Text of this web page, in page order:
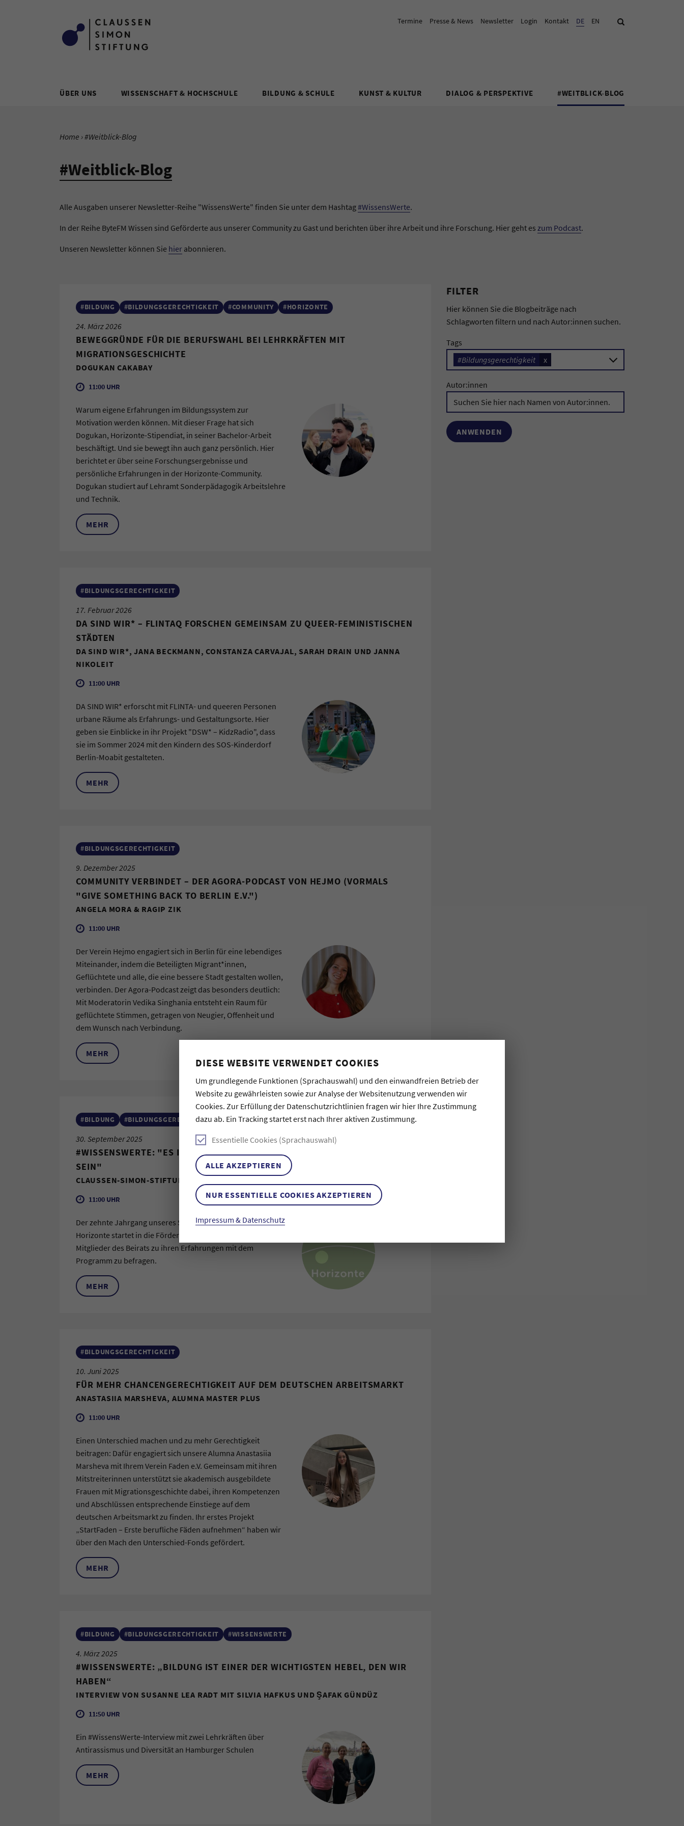
DIESE WEBSITE VERWENDET COOKIES
Um grundlegende Funktionen (Sprachauswahl) und den einwandfreien Betrieb der
Website zu gewährleisten sowie zur Analyse der Websitenutzung verwenden wir
Cookies. Zur Erfüllung der Datenschutzrichtlinien fragen wir hier Ihre Zustimmung
dazu ab. Ein Tracking startet erst nach Ihrer aktiven Zustimmung.
Essentielle Cookies (Sprachauswahl)
ALLE AKZEPTIEREN
NUR ESSENTIELLE COOKIES AKZEPTIEREN
Impressum & Datenschutz
Termine Presse & News Newsletter Login Kontakt Aktuelle Sprache:
DE EN Suche
ÜBER UNS WISSENSCHAFT & HOCHSCHULE BILDUNG & SCHULE KUNST & KULTUR DIALOG & PERSPEKTIVE #WEITBLICK-BLOG
SIE BEFINDEN SICH HIER:
Home Aktuelle Seite:
#Weitblick-Blog
#Weitblick-Blog
Alle Ausgaben unserer Newsletter-Reihe "WissensWerte" finden Sie unter dem Hashtag#WissensWerte.
In der Reihe ByteFM Wissen sind Geförderte aus unserer Community zu Gast und berichten über ihre Arbeit und ihre Forschung. Hier geht es zum Podcast.
Unseren Newsletter können Sie hier abonnieren.
FILTER
Hier können Sie die Blogbeiträge nach
Schlagworten filtern und nach Autor:innen suchen.
Tags
#Bildungsgerechtigkeit
x
Autor:innen
#BILDUNG #BILDUNGSGERECHTIGKEIT #COMMUNITY #HORIZONTE
24. März 2026
BEWEGGRÜNDE FÜR DIE BERUFSWAHL BEI LEHRKRÄFTEN MIT
MIGRATIONSGESCHICHTE
DOGUKAN CAKABAY
11:00 UHR
Warum eigene Erfahrungen im Bildungssystem zur
Motivation werden können. Mit dieser Frage hat sich
Dogukan, Horizonte-Stipendiat, in seiner Bachelor-Arbeit
beschäftigt. Und sie bewegt ihn auch ganz persönlich. Hier
berichtet er über seine Forschungsergebnisse und
persönliche Erfahrungen in der Horizonte-Community.
Dogukan studiert auf Lehramt Sonderpädagogik Arbeitslehre
und Technik.
MEHR
#BILDUNGSGERECHTIGKEIT
17. Februar 2026
DA SIND WIR* – FLINTAQ FORSCHEN GEMEINSAM ZU QUEER-FEMINISTISCHEN
STÄDTEN
DA SIND WIR*, JANA BECKMANN, CONSTANZA CARVAJAL, SARAH DRAIN UND JANNA
NIKOLEIT
11:00 UHR
DA SIND WIR* erforscht mit FLINTA- und queeren Personen
urbane Räume als Erfahrungs- und Gestaltungsorte. Hier
geben sie Einblicke in ihr Projekt "DSW* – KidzRadio", dass
sie im Sommer 2024 mit den Kindern des SOS-Kinderdorf
Berlin-Moabit gestalteten.
MEHR
#BILDUNGSGERECHTIGKEIT
9. Dezember 2025
COMMUNITY VERBINDET – DER AGORA-PODCAST VON HEJMO (VORMALS
"GIVE SOMETHING BACK TO BERLIN E.V.")
ANGELA MORA & RAGIP ZIK
11:00 UHR
Der Verein Hejmo engagiert sich in Berlin für eine lebendiges
Miteinander, indem die Beteiligten Migrant*innen,
Geflüchtete und alle, die eine bessere Stadt gestalten wollen,
verbinden. Der Agora-Podcast zeigt das besonders deutlich:
Mit Moderatorin Vedika Singhania entsteht ein Raum für
geflüchtete Stimmen, getragen von Neugier, Offenheit und
dem Wunsch nach Verbindung.
MEHR
#BILDUNG #BILDUNGSGERECHTIGKEIT #WISSENSWERTE
30. September 2025
#WISSENSWERTE: "ES IST EIN GESCHENK, TEIL DIESER COMMUNITY ZU
SEIN"
CLAUSSEN-SIMON-STIFTUNG
11:00 UHR
Der zehnte Jahrgang unseres Stipendienprogramms
Horizonte startet in die Förderung – ein guter Anlass, die
Mitglieder des Beirats zu ihren Erfahrungen mit dem
Programm zu befragen.
MEHR
#BILDUNGSGERECHTIGKEIT
10. Juni 2025
FÜR MEHR CHANCENGERECHTIGKEIT AUF DEM DEUTSCHEN ARBEITSMARKT
ANASTASIIA MARSHEVA, ALUMNA MASTER PLUS
11:00 UHR
Einen Unterschied machen und zu mehr Gerechtigkeit
beitragen: Dafür engagiert sich unsere Alumna Anastasiia
Marsheva mit Ihrem Verein Faden e.V. Gemeinsam mit ihren
Mitstreiterinnen unterstützt sie akademisch ausgebildete
Frauen mit Migrationsgeschichte dabei, ihren Kompetenzen
und Abschlüssen entsprechende Einstiege auf dem
deutschen Arbeitsmarkt zu finden. Ihr erstes Projekt
„StartFaden – Erste berufliche Fäden aufnehmen“ haben wir
über den Mach den Unterschied-Fonds gefördert.
MEHR
#BILDUNG #BILDUNGSGERECHTIGKEIT #WISSENSWERTE
4. März 2025
#WISSENSWERTE: „BILDUNG IST EINER DER WICHTIGSTEN HEBEL, DEN WIR
HABEN“
INTERVIEW VON SUSANNE LEA RADT MIT SILVIA HAFKUS UND ŞAFAK GÜNDÜZ
11:50 UHR
Ein #WissensWerte-Interview mit zwei Lehrkräften über
Antirassismus und Diversität an Hamburger Schulen
MEHR